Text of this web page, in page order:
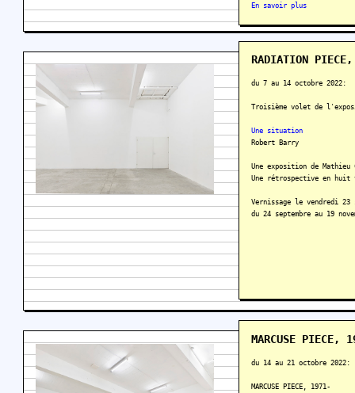
En savoir plus
RADIATION
du 7 au 14 octobre 2022:
Troisième volet de
Une situation
Robert Barry
Une exposition de
Une rétrospective en huit
Vernissage le vendredi 23
du 24 septembre au 19
MARCUSE PIECE,
du 14 au 21 octobre 2022:
MARCUSE PIECE, 1971-